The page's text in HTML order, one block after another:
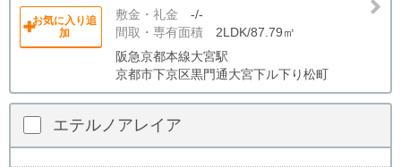
お気に入り追
加
敷金・礼金 -/-
間取・専有面積 2LDK/87.79㎡
阪急京都本線大宮駅
京都市下京区黒門通大宮下ル下り松町
エテルノアレイア